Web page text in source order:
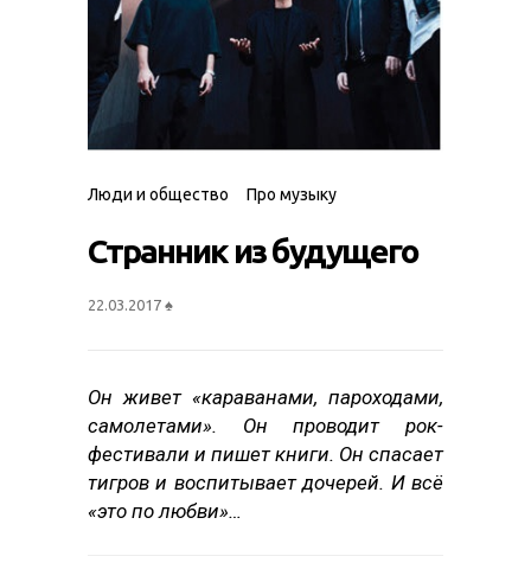
Люди и общество Про музыку
Странник из будущего
22.03.2017 ♠
Он живет «караванами, пароходами,
самолетами». Он проводит рок-
фестивали и пишет книги. Он спасает
тигров и воспитывает дочерей. И всё
«это по любви»…